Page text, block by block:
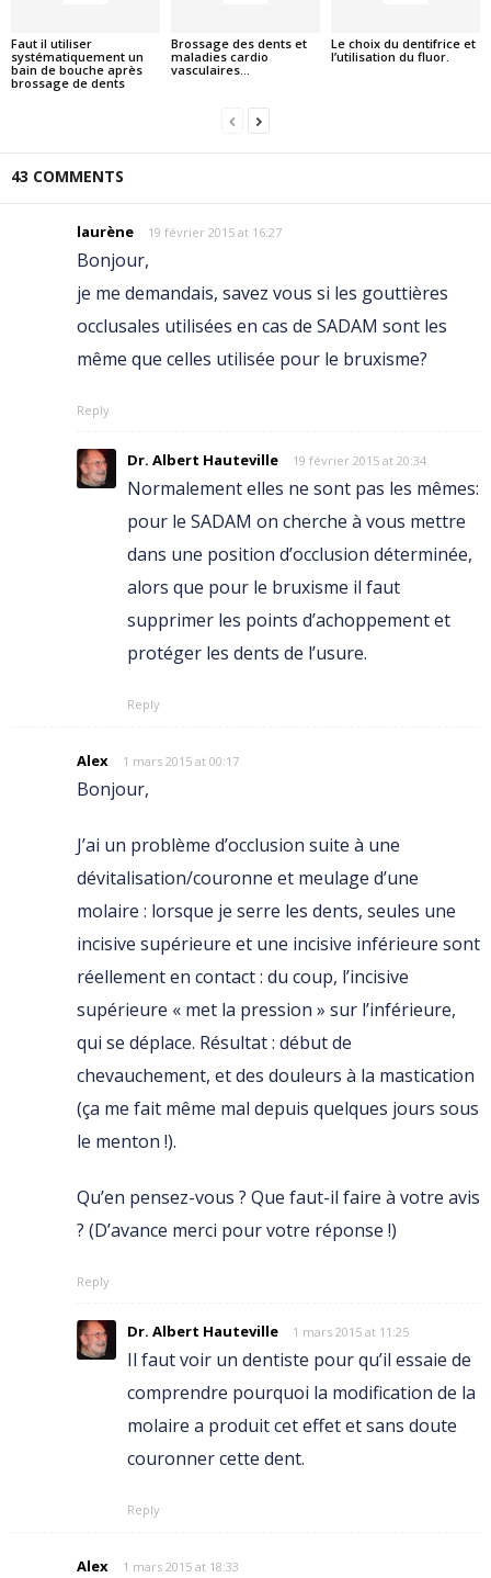
Faut il utiliser
systématiquement un
bain de bouche après
brossage de dents
Brossage des dents et
maladies cardio
vasculaires…
Le choix du dentifrice et
l’utilisation du fluor.
43 COMMENTS
laurène 19 février 2015 at 16:27
Bonjour,
je me demandais, savez vous si les gouttières
occlusales utilisées en cas de SADAM sont les
même que celles utilisée pour le bruxisme?
Reply
Dr. Albert Hauteville 19 février 2015 at 20:34
Normalement elles ne sont pas les mêmes:
pour le SADAM on cherche à vous mettre
dans une position d’occlusion déterminée,
alors que pour le bruxisme il faut
supprimer les points d’achoppement et
protéger les dents de l’usure.
Reply
Alex 1 mars 2015 at 00:17
Bonjour,
J’ai un problème d’occlusion suite à une
dévitalisation/couronne et meulage d’une
molaire : lorsque je serre les dents, seules une
incisive supérieure et une incisive inférieure sont
réellement en contact : du coup, l’incisive
supérieure « met la pression » sur l’inférieure,
qui se déplace. Résultat : début de
chevauchement, et des douleurs à la mastication
(ça me fait même mal depuis quelques jours sous
le menton !).
Qu’en pensez-vous ? Que faut-il faire à votre avis
? (D’avance merci pour votre réponse !)
Reply
Dr. Albert Hauteville 1 mars 2015 at 11:25
Il faut voir un dentiste pour qu’il essaie de
comprendre pourquoi la modification de la
molaire a produit cet effet et sans doute
couronner cette dent.
Reply
Alex 1 mars 2015 at 18:33